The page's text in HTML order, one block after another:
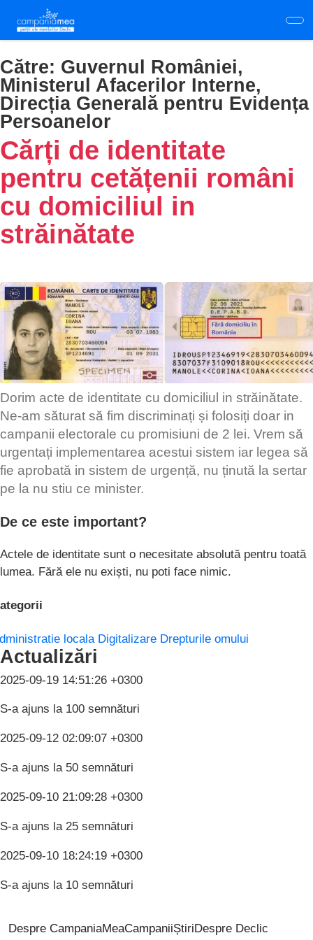
main
content
Către: Guvernul României,
Ministerul Afacerilor Interne,
Direcția Generală pentru Evidența
Persoanelor
Cărți de identitate
pentru cetățenii români
cu domiciliul in
străinătate
Dorim acte de identitate cu domiciliul in străinătate.
Ne-am săturat să fim discriminați și folosiți doar in
campanii electorale cu promisiuni de 2 lei. Vrem să
urgentați implementarea acestui sistem iar legea să
fie aprobată in sistem de urgență, nu ținută la sertar
pe la nu stiu ce minister.
De ce este important?
Actele de identitate sunt o necesitate absolută pentru toată
lumea. Fără ele nu exiști, nu poti face nimic.
locala Digitalizare Drepturile omului
Actualizări
2025-09-19 14:51:26 +0300
S-a ajuns la 100 semnături
2025-09-12 02:09:07 +0300
S-a ajuns la 50 semnături
2025-09-10 21:09:28 +0300
S-a ajuns la 25 semnături
2025-09-10 18:24:19 +0300
S-a ajuns la 10 semnături
Despre CampaniaMeaCampaniiȘtiriDespre Declic